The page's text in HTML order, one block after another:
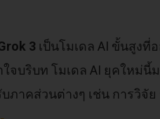
3 เป็นโมเดล AI ขั้นสูง
ใจบริบท โมเดล AI ยุคใหม่
บภาคส่วนต่างๆ เช่น การวิ